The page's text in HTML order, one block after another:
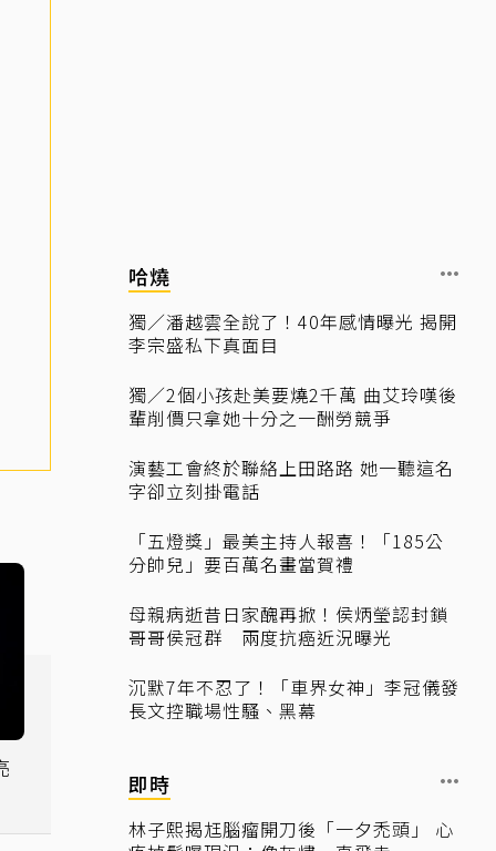
哈燒
獨／潘越雲全說了！40年感情曝光 揭開
李宗盛私下真面目
獨／2個小孩赴美要燒2千萬 曲艾玲嘆後
輩削價只拿她十分之一酬勞競爭
演藝工會終於聯絡上田路路 她一聽這名
字卻立刻掛電話
「五燈獎」最美主持人報喜！「185公
分帥兒」要百萬名畫當賀禮
母親病逝昔日家醜再掀！侯炳瑩認封鎖
哥哥侯冠群 兩度抗癌近況曝光
沉默7年不忍了！「車界女神」李冠儀發
長文控職場性騷、黑幕
即時
林子熙揭尪腦瘤開刀後「一夕禿頭」 心